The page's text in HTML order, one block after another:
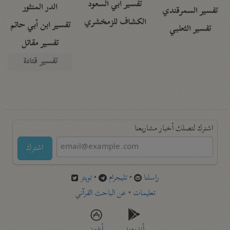
تفسير السمرقندي
تفسير الثعلبي
تفسير أبي السعود
الكشاف للزمخشري
الدر المنثور
تفسير ابن أبي حاتم
تفسير مقاتل
تفسير قتادة
اشترك لتصلك أخبار مشاريعنا
اشترك
راسلنا •تليجرام •تويتر
تعليمات •عن الباحث القرآني